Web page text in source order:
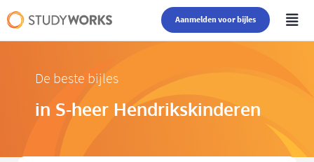
Aanmelden voor bijles
De beste bijles
in S-heer Hendrikskinderen